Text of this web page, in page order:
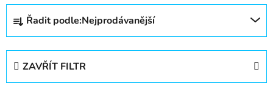
Ř
z
Řadit podle:Nejprodávanější
ZAVŘÍT FILTR